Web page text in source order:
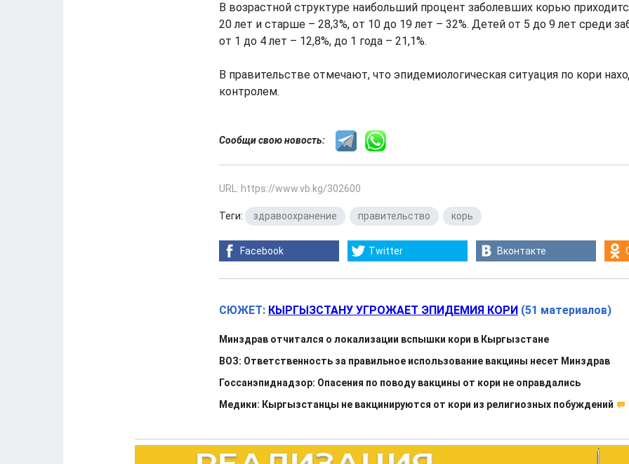
В возрастной структуре наибольший процент заболевших корью
20 лет и старше – 28,3%, от 10 до 19 лет – 32%. Детей от 5 до 9 лет среди
от 1 до 4 лет – 12,8%, до 1 года – 21,1%.
В правительстве отмечают, что эпидемиологическая ситуация по кори
контролем.
Сообщи свою новость:
URL: https://www.vb.kg/302600
Теги: здравоохранение правительство корь
Facebook Twitter Вконтакте
СЮЖЕТ: КЫРГЫЗСТАНУ УГРОЖАЕТ ЭПИДЕМИЯ КОРИ (51 материалов)
Минздрав отчитался о локализации вспышки кори в Кыргызстане
ВОЗ: Ответственность за правильное использование вакцины несет Минздрав
Госсанэпиднадзор: Опасения по поводу вакцины от кори не оправдались
Медики: Кыргызстанцы не вакцинируются от кори из религиозных побуждений